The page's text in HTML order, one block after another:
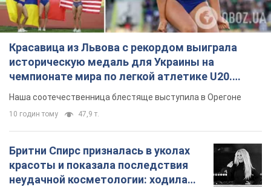
Красавица из Львова с рекордом выиграла
историческую медаль для Украины на
чемпионате мира по легкой атлетике U20.
Видео
Наша соотечественница блестяще выступила в Орегоне
10 годин тому 47,9 т.
Бритни Спирс призналась в уколах
красоты и показала последствия
неудачной косметологии: ходила